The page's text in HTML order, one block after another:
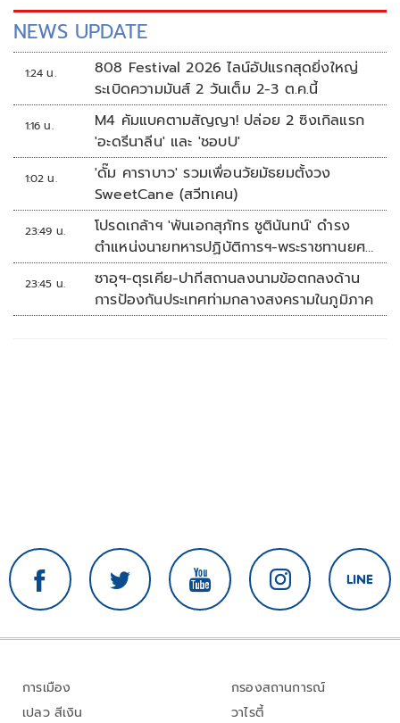
NEWS UPDATE
1:24 น.
808 Festival 2026 ไลน์อัปแรกสุดยิ่งใหญ่
ระเบิดความมันส์ 2 วันเต็ม 2-3 ต.ค.นี้
1:16 น.
M4 คัมแบคตามสัญญา! ปล่อย 2 ซิงเกิลแรก
'อะดรีนาลีน' และ 'ชอบU'
1:02 น.
'ดั๊ม คาราบาว' รวมเพื่อนวัยมัธยมตั้งวง
SweetCane (สวีทเคน)
23:49 น.
โปรดเกล้าฯ 'พันเอกสุภัทร ชูตินันทน์' ดำรง
ตำแหน่งนายทหารปฏิบัติการฯ-พระราชทานยศ
'พลตรี'
23:45 น.
ซาอุฯ-ตุรเคีย-ปากีสถานลงนามข้อตกลงด้าน
การป้องกันประเทศท่ามกลางสงครามในภูมิภาค
การเมือง
เปลว สีเงิน
กรองสถานการณ์
วาไรตี้